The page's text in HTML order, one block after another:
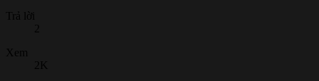
Trả lời
Xem
2K